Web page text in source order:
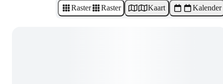
Raster Raster Kaart Kalender